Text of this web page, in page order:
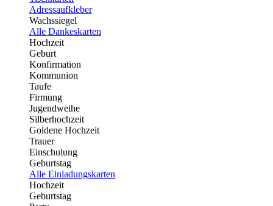
Adressaufkleber
Wachssiegel
Alle Dankeskarten
Hochzeit
Geburt
Konfirmation
Kommunion
Taufe
Firmung
Jugendweihe
Silberhochzeit
Goldene Hochzeit
Trauer
Einschulung
Geburtstag
Alle Einladungskarten
Hochzeit
Geburtstag